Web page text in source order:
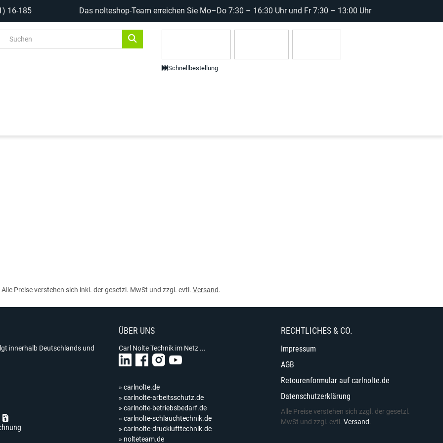
16-185 Das nolteshop-Team erreichen Sie Mo–Do 7:30 – 16:30 Uhr und Fr 7:30 – 13:00 Uhr
Schnellbestellung
Alle Preise verstehen sich inkl. der gesetzl. MwSt und zzgl. evtl. Versand.
innerhalb Deutschlands und
ÜBER UNS
Carl Nolte Technik im Netz ...
» carlnolte.de
» carlnolte-arbeitsschutz.de
» carlnolte-betriebsbedarf.de
» carlnolte-schlauchtechnik.de
» carlnolte-drucklufttechnik.de
» nolteteam.de
RECHTLICHES & CO.
Impressum
AGB
Retourenformular auf carlnolte.de
Datenschutzerklärung
Alle Preise verstehen sich zzgl. der gesetzl.
MwSt und zzgl. evtl. Versand